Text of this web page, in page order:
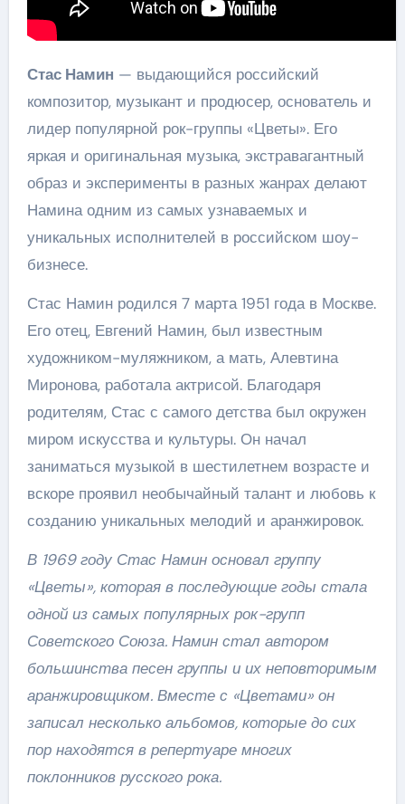
Стас Намин — выдающийся российский
композитор, музыкант и продюсер, основатель и
лидер популярной рок-группы «Цветы». Его
яркая и оригинальная музыка, экстравагантный
образ и эксперименты в разных жанрах делают
Намина одним из самых узнаваемых и
уникальных исполнителей в российском шоу-
бизнесе.
Стас Намин родился 7 марта 1951 года в Москве.
Его отец, Евгений Намин, был известным
художником-муляжником, а мать, Алевтина
Миронова, работала актрисой. Благодаря
родителям, Стас с самого детства был окружен
миром искусства и культуры. Он начал
заниматься музыкой в шестилетнем возрасте и
вскоре проявил необычайный талант и любовь к
созданию уникальных мелодий и аранжировок.
В 1969 году Стас Намин основал группу
«Цветы», которая в последующие годы стала
одной из самых популярных рок-групп
Советского Союза. Намин стал автором
большинства песен группы и их неповторимым
аранжировщиком. Вместе с «Цветами» он
записал несколько альбомов, которые до сих
пор находятся в репертуаре многих
поклонников русского рока.